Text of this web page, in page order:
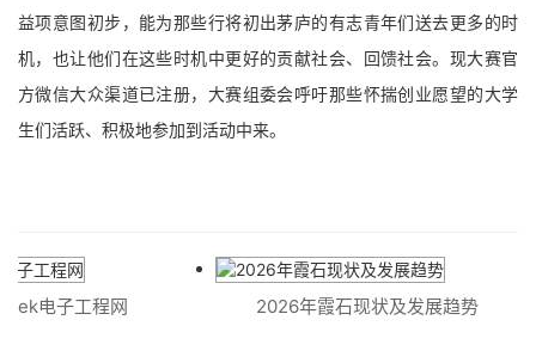
益项意图初步，能为那些行将初出茅庐的有志青年们送去更多的时
机，也让他们在这些时机中更好的贡献社会、回馈社会。现大赛官
方微信大众渠道已注册，大赛组委会呼吁那些怀揣创业愿望的大学
生们活跃、积极地参加到活动中来。
电子工程网 2026年霞石现状及发展趋势